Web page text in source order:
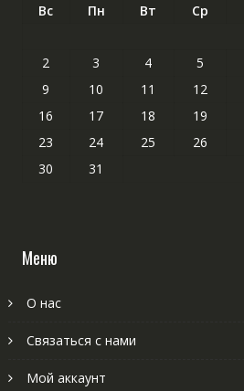
Вс Пн Вт Ср
2
3 4 5
9
10 11 12
16
17 18 19
23
24 25 26
30
31
Меню
О нас
Связаться с нами
Мой аккаунт